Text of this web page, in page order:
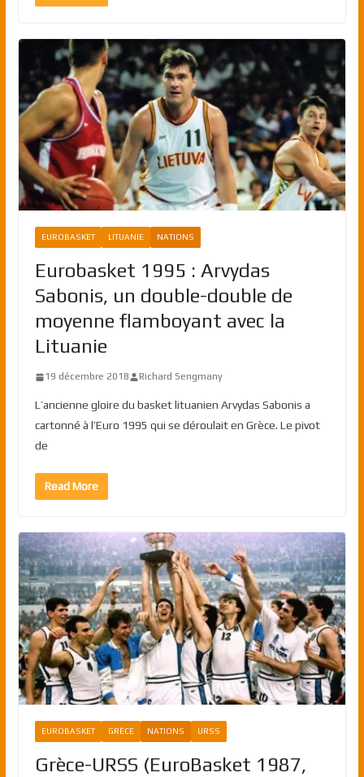
EUROBASKET LITUANIE NATIONS
Eurobasket 1995 : Arvydas
Sabonis, un double-double de
moyenne flamboyant avec la
Lituanie
19 décembre 2018 Richard Sengmany
L’ancienne gloire du basket lituanien Arvydas Sabonis a
cartonné à l’Euro 1995 qui se déroulait en Grèce. Le pivot
de
Read More
EUROBASKET GRÈCE NATIONS URSS
Grèce-URSS (EuroBasket 1987,